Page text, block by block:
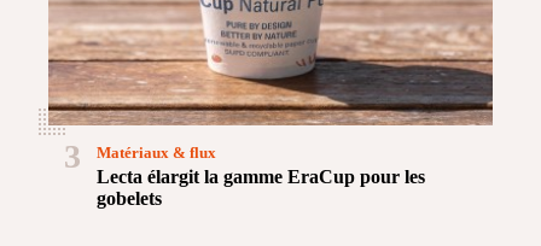
3
Lecta élargit la gamme EraCup pour les
gobelets
Matériaux & flux